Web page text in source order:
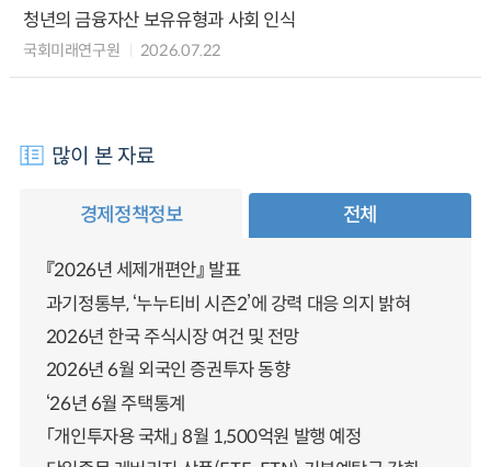
청년의 금융자산 보유유형과 사회 인식
국회미래연구원 2026.07.22
많이 본 자료
경제정책정보 전체
『2026년 세제개편안』 발표
과기정통부, ‘누누티비 시즌2’에 강력 대응 의지 밝혀
2026년 한국 주식시장 여건 및 전망
2026년 6월 외국인 증권투자 동향
‘26년 6월 주택통계
「개인투자용 국채」 8월 1,500억원 발행 예정